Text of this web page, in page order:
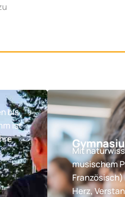
bis
ist
Mit
musischem
Herz,